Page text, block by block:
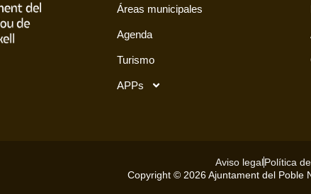
Áreas municipales
Agenda
Turismo
APPs
Aviso legalPolítica
Copyright © 2026 Ajuntament del Poble